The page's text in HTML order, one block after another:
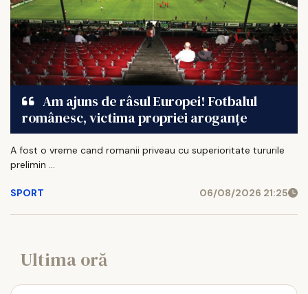
Am ajuns de râsul Europei! Fotbalul
românesc, victima propriei aroganțe
A fost o vreme cand romanii priveau cu superioritate tururile
prelimin ...
SPORT 06/08/2026 21:25
Ultima oră